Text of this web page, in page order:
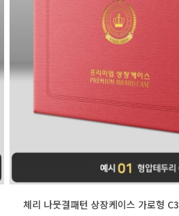
체리 나뭇결패턴 상장케이스 가로형